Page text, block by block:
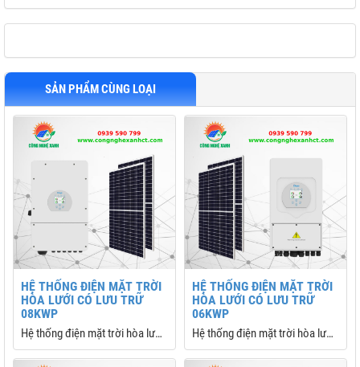
SẢN PHẨM CÙNG LOẠI
HỆ THỐNG ĐIỆN MẶT TRỜI
HÒA LƯỚI CÓ LƯU TRỮ
08KWP
Hệ thống điện mặt trời hòa lưới
có lưu trữ Hybrid 08Kwp
HỆ THỐNG ĐIỆN MẶT TRỜI
HÒA LƯỚI CÓ LƯU TRỮ
06KWP
Hệ thống điện mặt trời hòa lưới
có lưu trữ Hybrid 06kW